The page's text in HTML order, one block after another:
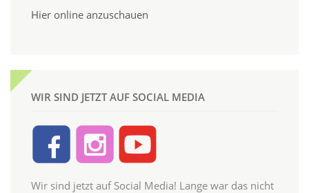
Hier online anzuschauen
WIR SIND JETZT AUF SOCIAL MEDIA
Wir sind jetzt auf Social Media! Lange war das nicht